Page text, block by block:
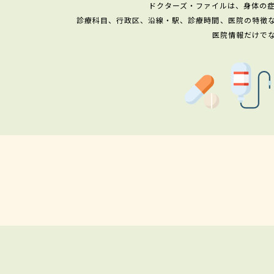
ドクターズ・ファイルは、身体の
診療科目、行政区、沿線・駅、診療時間、医院の特徴
医院情報だけで